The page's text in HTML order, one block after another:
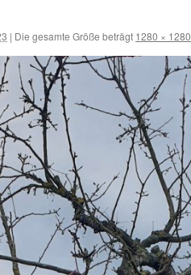
| Die gesamte Größe beträgt 1280 × 1280